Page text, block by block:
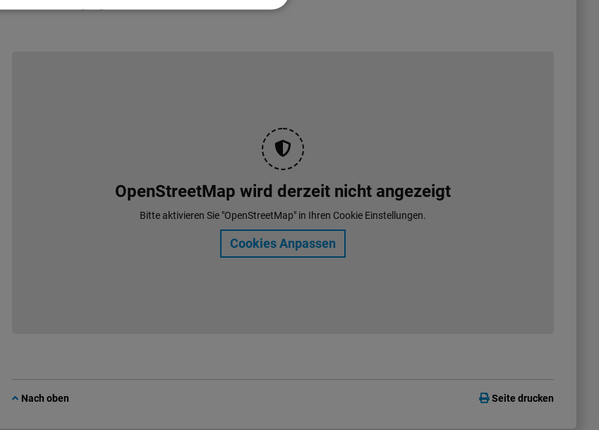
OpenStreetMap wird derzeit nicht angezeigt
Bitte aktivieren Sie "OpenStreetMap" in Ihren Cookie Einstellungen.
Cookies Anpassen
Nach oben Seite drucken